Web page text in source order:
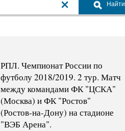
Найти
РПЛ. Чемпионат России по
футболу 2018/2019. 2 тур. Матч
между командами ФК "ЦСКА"
(Москва) и ФК "Ростов"
(Ростов-на-Дону) на стадионе
"ВЭБ Арена".